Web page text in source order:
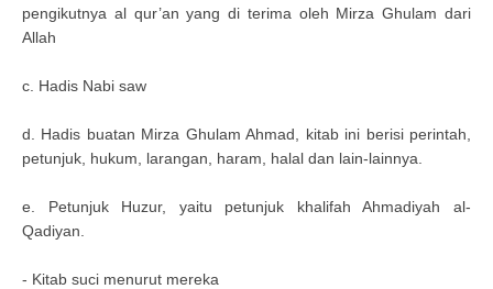
pengikutnya al qur’an yang di terima oleh Mirza Ghulam dari
Allah
c. Hadis Nabi saw
d. Hadis buatan Mirza Ghulam Ahmad, kitab ini berisi perintah,
petunjuk, hukum, larangan, haram, halal dan lain-lainnya.
e. Petunjuk Huzur, yaitu petunjuk khalifah Ahmadiyah al-
Qadiyan.
- Kitab suci menurut mereka